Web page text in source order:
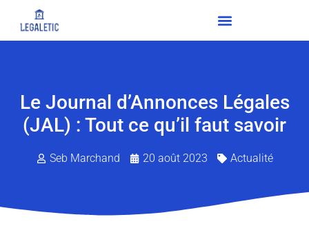
Le Journal d’Annonces Légales
(JAL) : Tout ce qu’il faut savoir
Seb Marchand 20 août 2023 Actualité